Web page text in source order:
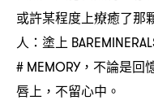
或許某程度上療癒了那
人 ： 塗上
# MEMORY， 不論是回
唇上 ， 不留心中。